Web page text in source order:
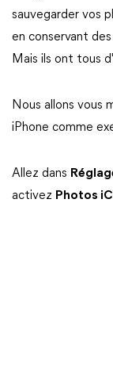
sauvegarder vos
en conservant
Mais ils ont tous
Nous allons vous
iPhone comme
Allez dans
activez Photos